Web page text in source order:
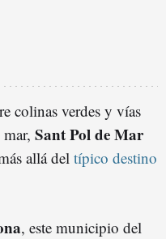
colinas verdes y vías
Sant Pol de Mar
allá del típico destino
, este municipio del